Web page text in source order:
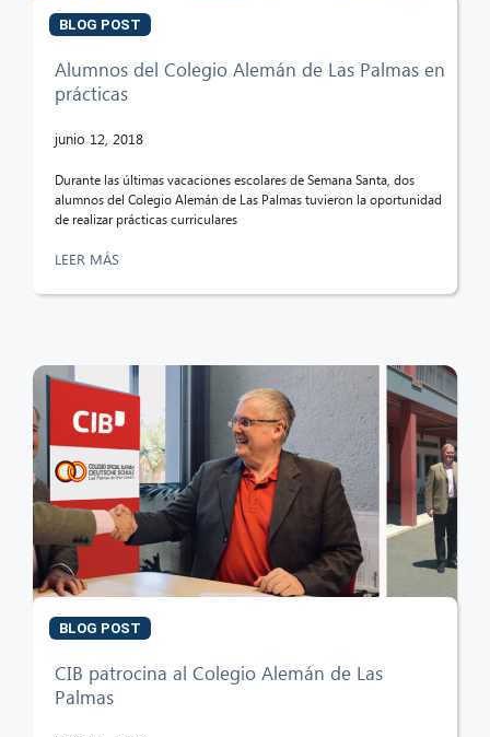
BLOG POST
Alumnos del Colegio Alemán de Las Palmas en
prácticas
junio 12, 2018
Durante las últimas vacaciones escolares de Semana Santa, dos
alumnos del Colegio Alemán de Las Palmas tuvieron la oportunidad
de realizar prácticas curriculares
LEER MÁS
BLOG POST
CIB patrocina al Colegio Alemán de Las
Palmas